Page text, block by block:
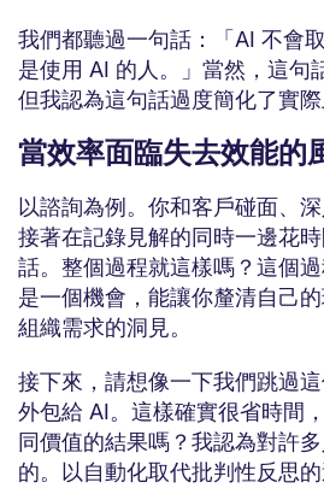
我們都聽過一句話：「AI 不會
是使用 AI 的人。」當然，這句
但我認為這句話過度簡化了實際
當效率面臨失去效能的
以諮詢為例。你和客戶碰面、
接著在記錄見解的同時一邊花
話。整個過程就這樣嗎？這個
是一個機會，能讓你釐清自己
組織需求的洞見。
接下來，請想像一下我們跳過
外包給 AI。這樣確實很省時間
同價值的結果嗎？我認為對許
的。以自動化取代批判性反思